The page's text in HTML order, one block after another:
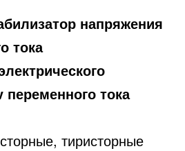
напряжения
тока
тока
тиристорные